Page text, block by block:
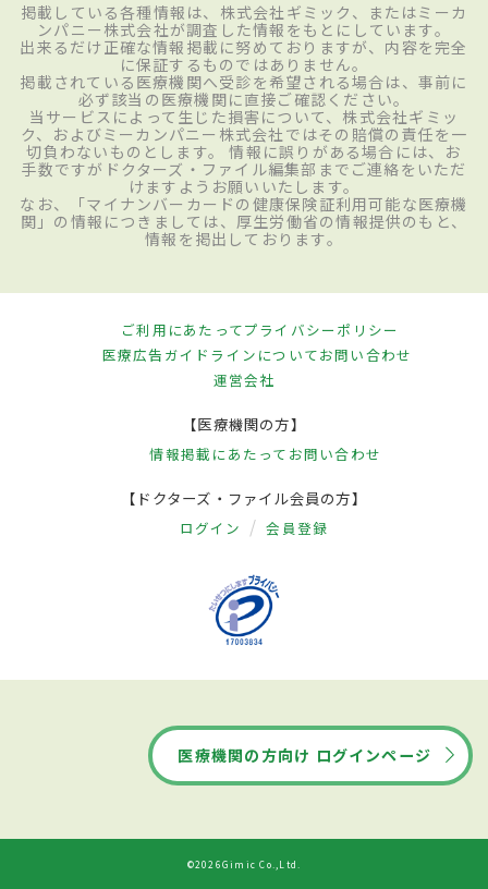
掲載している各種情報は、株式会社ギミック、またはミーカ
ンパニー株式会社が調査した情報をもとにしています。
出来るだけ正確な情報掲載に努めておりますが、内容を完全
に保証するものではありません。
掲載されている医療機関へ受診を希望される場合は、事前に
必ず該当の医療機関に直接ご確認ください。
当サービスによって生じた損害について、株式会社ギミッ
ク、およびミーカンパニー株式会社ではその賠償の責任を一
切負わないものとします。 情報に誤りがある場合には、お
手数ですがドクターズ・ファイル編集部までご連絡をいただ
けますようお願いいたします。
なお、「マイナンバーカードの健康保険証利用可能な医療機
関」の情報につきましては、厚生労働省の情報提供のもと、
情報を掲出しております。
ご利用にあたってプライバシーポリシー
医療広告ガイドラインについてお問い合わせ
運営会社
【医療機関の方】
情報掲載にあたって お問い合わせ
【ドクターズ・ファイル会員の方】
ログイン 会員登録
医療機関の方向け ログインページ
©2026Gimic Co.,Ltd.